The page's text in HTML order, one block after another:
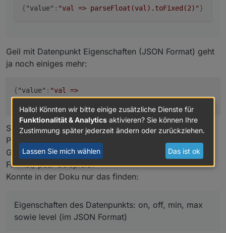
{"value" : "val => parseFloat(val).toFixed(2)"}
Geil mit Datenpunkt Eigenschaften (JSON Format) geht
ja noch einiges mehr:
{"value" : "val =>
parseFloat(Math.abs(val)).toFixed(0)"}
So konnte ich sinnlose "-0.1234 W" Werte der
Photovoltaik Anlage sauber auf 0 W bringen.
Gibt es irgendwo zu Datenpunkt Eigenschaften (JSON
Format) paar Beispiele?
Konnte in der Doku nur das finden:
Eigenschaften des Datenpunkts: on, off, min, max
sowie level (im JSON Format)
Hallo! Könnten wir bitte einige zusätzliche Dienste für
Funktionalität & Analytics aktivieren? Sie können Ihre
Zustimmung später jederzeit ändern oder zurückziehen.
Lassen Sie mich wählen Das ist ok